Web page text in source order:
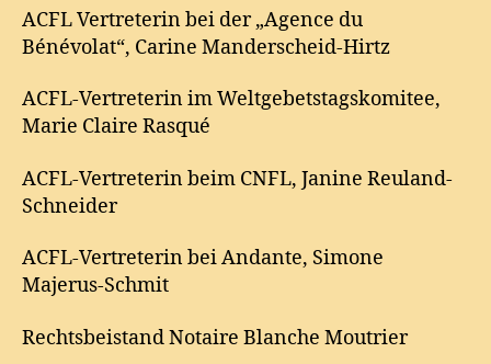
ACFL Vertreterin bei der „Agence du
Bénévolat“, Carine Manderscheid-Hirtz
ACFL-Vertreterin im Weltgebetstagskomitee,
Marie Claire Rasqué
ACFL-Vertreterin beim CNFL, Janine Reuland-
Schneider
ACFL-Vertreterin bei Andante, Simone
Majerus-Schmit
Rechtsbeistand Notaire Blanche Moutrier